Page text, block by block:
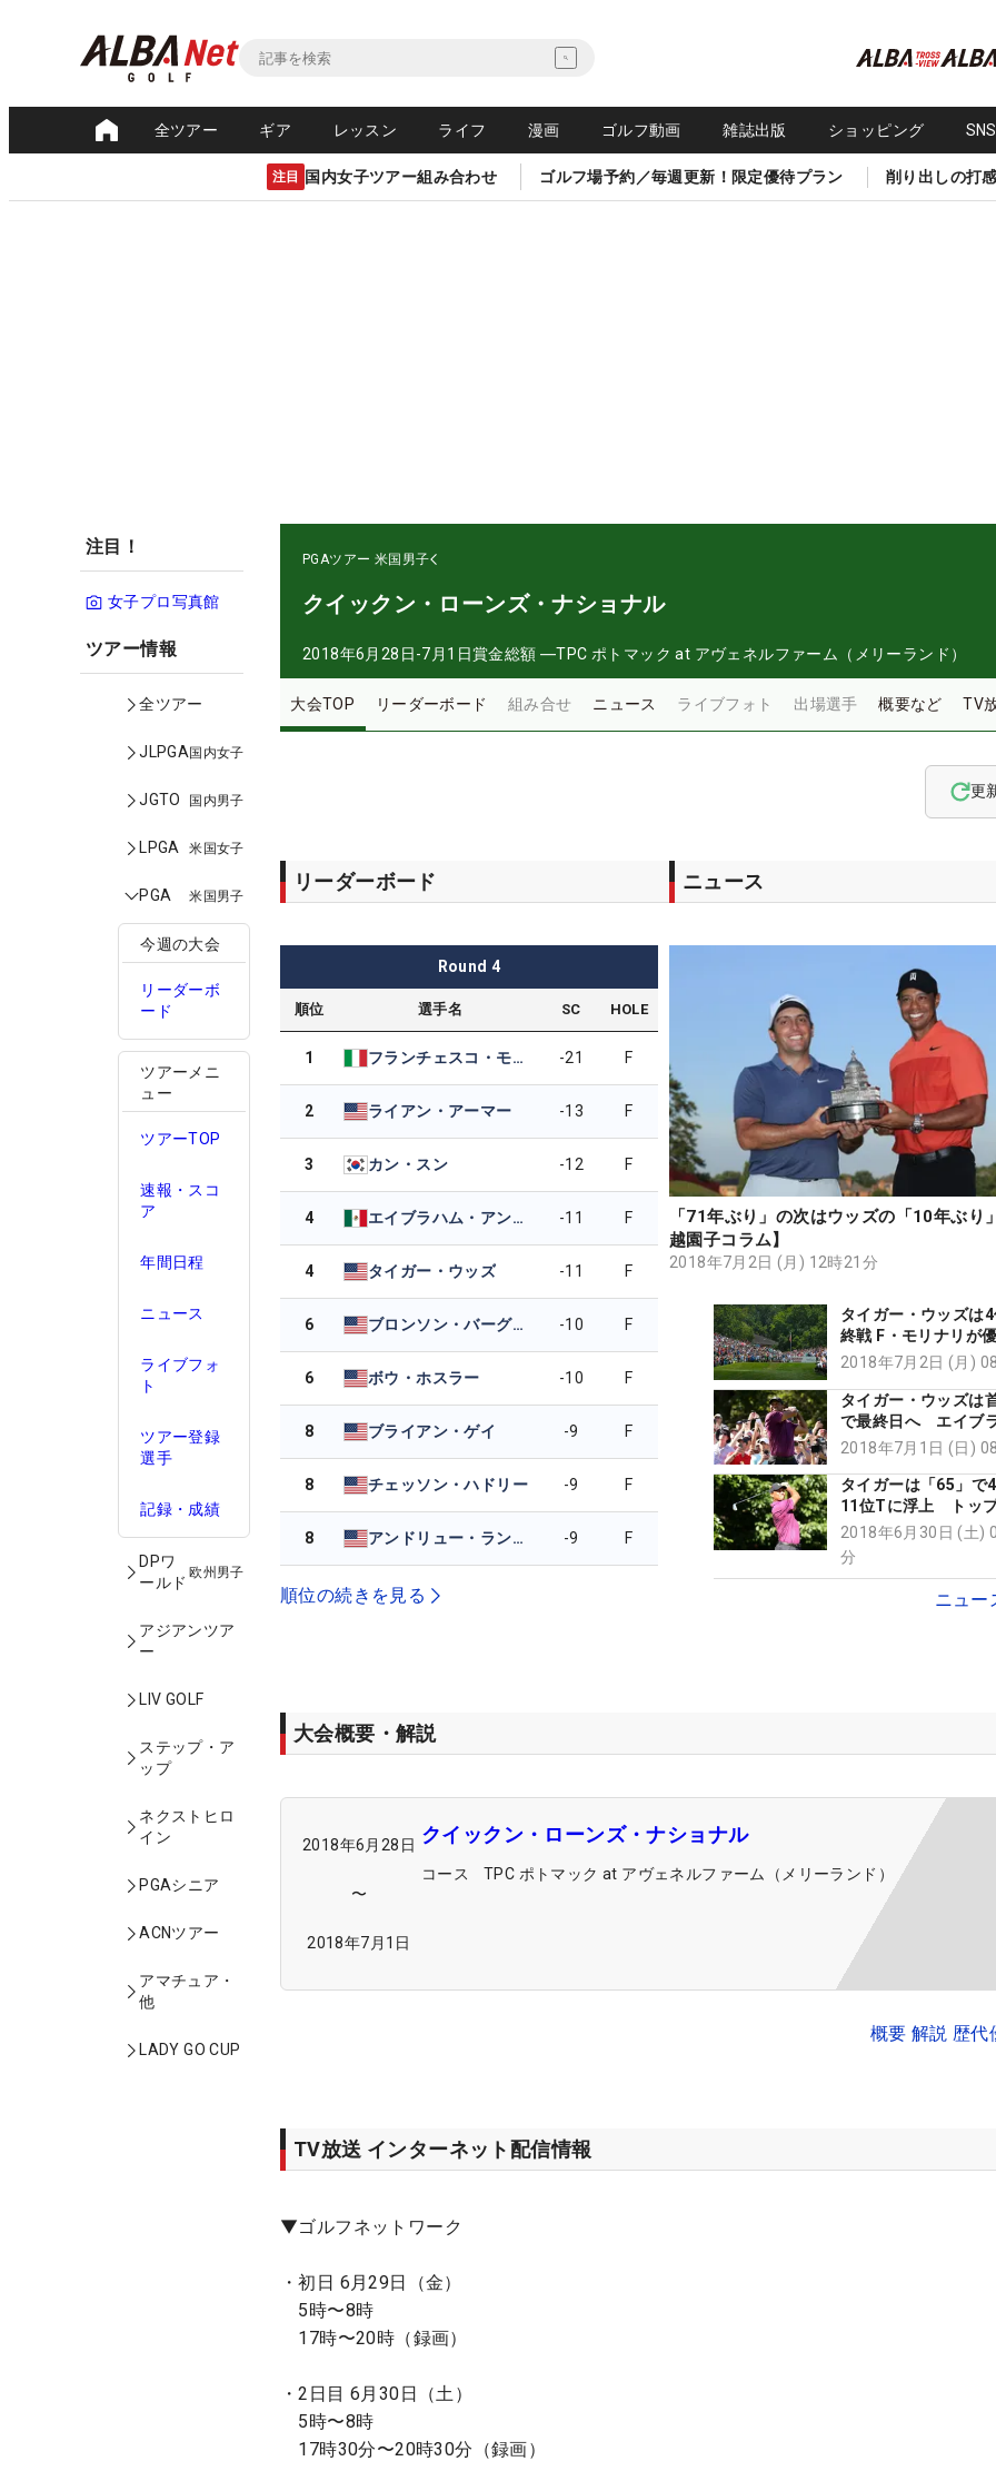
全ツアー ギア レッスン ライフ 漫画 ゴルフ動画 雑誌出版 ショッピング
注目 国内女子ツアー組み合わせ ゴルフ場予約／毎週更新！限定優待プラン 削り出しの打
注目！
女子プロ写真館
ツアー情報
全ツアー
JLPGA国内女子
JGTO 国内男子
LPGA 米国女子
PGA 米国男子
今週の大会
リーダーボ
ード
ツアーメニ
ュー
ツアーTOP
速報・スコ
ア
年間日程
ニュース
ライブフォ
ト
ツアー登録
選手
記録・成績
DPワ
ールド
欧州男子
アジアンツア
ー
LIV GOLF
ステップ・ア
ップ
ネクストヒロ
イン
PGAシニア
ACNツアー
アマチュア・
他
LADY GO CUP
PGAツアー 米国男子
クイックン・ローンズ・ナショナル
2018年6月28日-7月1日賞金総額 ―TPC ポトマック at アヴェネルファーム（メリーランド）
大会TOP リーダーボード 組み合せ ニュース ライブフォト 出場選手 概要など TV
更
リーダーボード
Round 4
順位 選手名 SC HOLE
1 フランチェスコ・モリナリ -21 F
2 ライアン・アーマー -13 F
3 カン・スン -12 F
4 エイブラハム・アンサー -11 F
4 タイガー・ウッズ -11 F
6 ブロンソン・バーグーン -10 F
6 ボウ・ホスラー -10 F
8 ブライアン・ゲイ -9 F
8 チェッソン・ハドリー -9 F
8 アンドリュー・ランドリー -9 F
順位の続きを見る
ニュース
「71年ぶり」の次はウッズの「10年ぶり
越園子コラム】
2018年7月2日 (月) 12時21分
タイガー・ウッズは
終戦 F・モリナリが
英OP出場者も決定
2018年7月2日 (月)
タイガー・ウッズは
で最終日へ エイブ
アンサーら2人がト
2018年7月1日 (日)
タイガーは「65」で
11位Tに浮上 トッ
イら3人
2018年6月30日 (土)
分
ニュー
大会概要・解説
2018年6月28日
〜
2018年7月1日
クイックン・ローンズ・ナショナル
コース TPC ポトマック at アヴェネルファーム（メリーランド）
概要 解説 歴代
TV放送 インターネット配信情報
▼ゴルフネットワーク
・初日 6月29日（金）
5時〜8時
17時〜20時（録画）
・2日目 6月30日（土）
5時〜8時
17時30分〜20時30分（録画）